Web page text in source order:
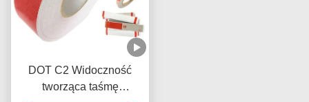
DOT C2 Widoczność
tworząca taśmę